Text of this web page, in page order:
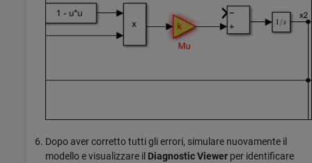
Dopo aver corretto tutti gli errori, simulare nuovamente il
modello e visualizzare il Diagnostic Viewer per identificare